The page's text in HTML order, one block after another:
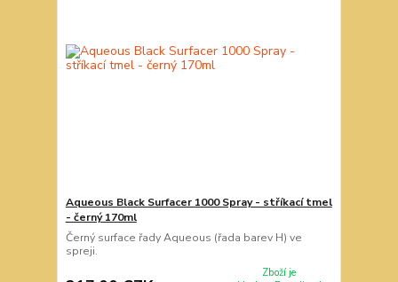
Aqueous Black Surfacer 1000 Spray - stříkací tmel
- černý 170ml
Černý surface řady Aqueous (řada barev H) ve
spreji.
Zboží je